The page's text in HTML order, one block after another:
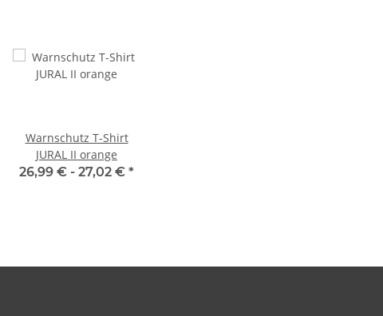
Warnschutz T-Shirt
JURAL II orange
26,99 € - 27,02 € *